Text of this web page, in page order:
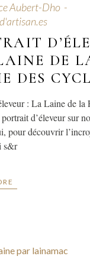
Aubert-Dho
DE
DES
: La Laine de la
d’éleveur sur
pour découvrir
s&r